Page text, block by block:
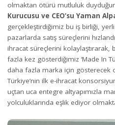
olmaktan ötürü mutluluk
Kurucusu ve CEO’su Yaman
gerçekleştirdiğimiz bu iş birliği,
pazarlarda satış süreçlerini
ihracat süreçlerini
fazla kez gösterdiğimiz ‘Made In
daha fazla marka için gösterecek
Türkiye’nin ilk e-ihracat
uçtan uca entegre altyapımızla
yolculuklarında eşlik ediyor